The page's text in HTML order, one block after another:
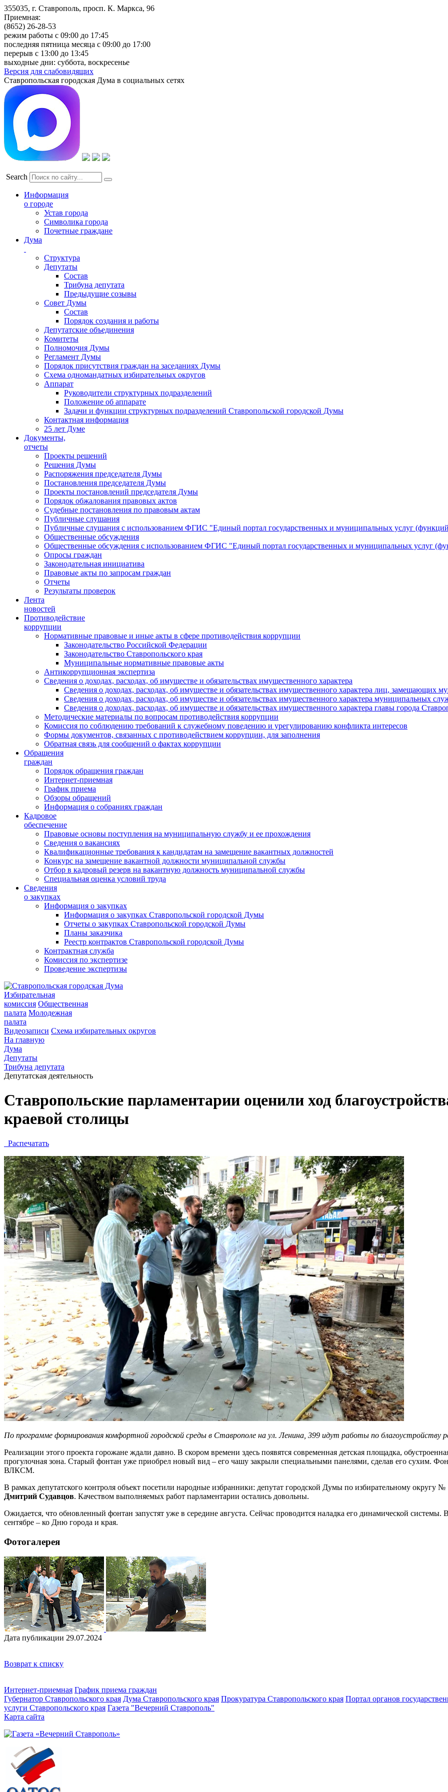
355035, г. Ставрополь, просп. К. Маркса, 96
Приемная:
(8652) 26-28-53
режим работы с 09:00 до 17:45
последняя пятница месяца с 09:00 до 17:00
перерыв с 13:00 до 13:45
выходные дни: суббота, воскресенье
Версия для слабовидящих
Ставропольская городская Дума в социальных сетях
Search
Информация
о городе
Устав города
Символика города
Почетные граждане
Дума
Структура
Депутаты
Состав
Трибуна депутата
Предыдущие созывы
Совет Думы
Состав
Порядок создания и работы
Депутатские объединения
Комитеты
Полномочия Думы
Регламент Думы
Порядок присутствия граждан на заседаниях Думы
Схема одномандатных избирательных округов
Аппарат
Руководители структурных подразделений
Положение об аппарате
Задачи и функции структурных подразделений Ставропольской городской Думы
Контактная информация
25 лет Думе
Документы,
отчеты
Проекты решений
Решения Думы
Распоряжения председателя Думы
Постановления председателя Думы
Проекты постановлений председателя Думы
Порядок обжалования правовых актов
Судебные постановления по правовым актам
Публичные слушания
Публичные слушания с использованием ФГИС "Единый портал государственных и муниципальных услуг
Общественные обсуждения
Общественные обсуждения с использованием ФГИС "Единый портал государственных и муниципальных услуг
Опросы граждан
Законодательная инициатива
Правовые акты по запросам граждан
Отчеты
Результаты проверок
Лента
новостей
Противодействие
коррупции
Нормативные правовые и иные акты в сфере противодействия коррупции
Законодательство Российской Федерации
Законодательство Ставропольского края
Муниципальные нормативные правовые акты
Антикоррупционная экспертиза
Сведения о доходах, расходах, об имуществе и обязательствах имущественного характера
Сведения о доходах, расходах, об имуществе и обязательствах имущественного характера лиц,
Сведения о доходах, расходах, об имуществе и обязательствах имущественного характера муниципальных
Сведения о доходах, расходах, об имуществе и обязательствах имущественного характера главы города
Методические материалы по вопросам противодействия коррупции
Комиссия по соблюдению требований к служебному поведению и урегулированию конфликта интересов
Формы документов, связанных с противодействием коррупции, для заполнения
Обратная связь для сообщений о фактах коррупции
Обращения
граждан
Порядок обращения граждан
Интернет-приемная
График приема
Обзоры обращений
Информация о собраниях граждан
Кадровое
обеспечение
Правовые основы поступления на муниципальную службу и ее прохождения
Сведения о вакансиях
Квалификационные требования к кандидатам на замещение вакантных должностей
Конкурс на замещение вакантной должности муниципальной службы
Отбор в кадровый резерв на вакантную должность муниципальной службы
Специальная оценка условий труда
Сведения
о закупках
Информация о закупках
Информация о закупках Ставропольской городской Думы
Отчеты о закупках Ставропольской городской Думы
Планы заказчика
Реестр контрактов Ставропольской городской Думы
Контрактная служба
Комиссия по экспертизе
Проведение экспертизы
Избирательная
комиссия Общественная
палата Молодежная
палата
Видеозаписи Схема избирательных округов
На главную
Дума
Депутаты
Трибуна депутата
Депутатская деятельность
Ставропольские парламентарии оценили ход
краевой столицы
Распечатать
По программе формирования комфортной городской среды в Ставрополе на ул. Ленина, 399 идут работы по благоустройству
Реализации этого проекта горожане ждали давно. В скором времени здесь появятся современная детская площадка,
прогулочная зона. Старый фонтан уже приобрел новый вид – его чашу закрыли специальными панелями, сделав его сухим.
ВЛКСМ.
В рамках депутатского контроля объект посетили народные избранники: депутат городской Думы по избирательному округу №
Дмитрий Судавцов. Качеством выполняемых работ парламентарии остались довольны.
Ожидается, что обновленный фонтан запустят уже в середине августа. Сейчас проводится наладка его динамической системы.
сентябре – ко Дню города и края.
Фотогалерея
Дата публикации 29.07.2024
Возврат к списку
Интернет-приемная График приема граждан
Губернатор Ставропольского края Дума Ставропольского края Прокуратура Ставропольского края Портал органов
услуги Ставропольского края Газета "Вечерний Ставрополь"
Карта сайта